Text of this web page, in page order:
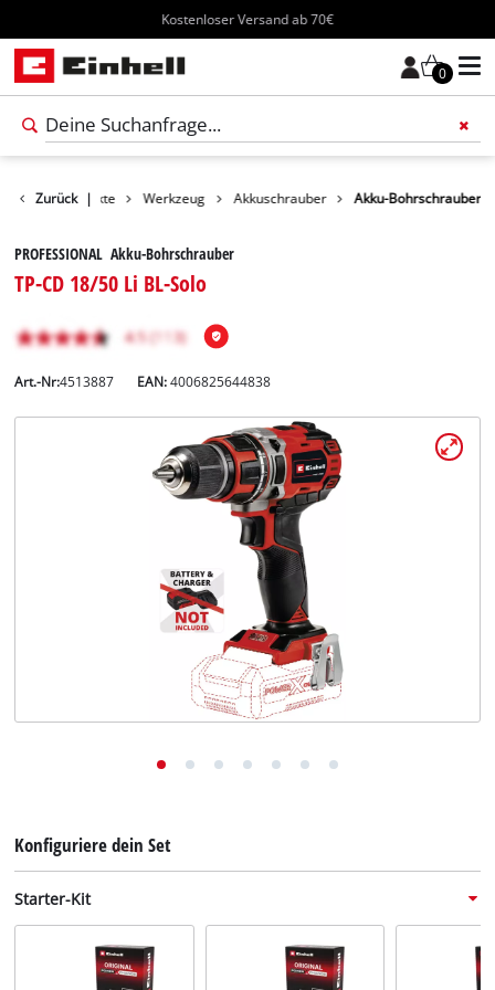
Kostenloser Versand ab 70€
0
Zurück |
Produkte Werkzeug Akkuschrauber Akku-Bohrschrauber
PROFESSIONAL Akku-Bohrschrauber
TP-CD 18/50 Li BL-Solo
Art.-Nr:4513887 EAN:4006825644838
Konfiguriere dein Set
Starter-Kit